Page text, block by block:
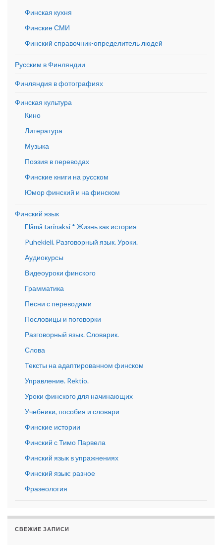
Финская кухня
Финские СМИ
Финский справочник-определитель людей
Русским в Финляндии
Финляндия в фотографиях
Финская культура
Кино
Литература
Музыка
Поэзия в переводах
Финские книги на русском
Юмор финский и на финском
Финский язык
Elämä tarinaksi * Жизнь как история
Puhekieli. Разговорный язык. Уроки.
Аудиокурсы
Видеоуроки финского
Грамматика
Песни с переводами
Пословицы и поговорки
Разговорный язык. Словарик.
Слова
Тексты на адаптированном финском
Управление. Rektio.
Уроки финского для начинающих
Учебники, пособия и словари
Финские истории
Финский с Тимо Парвела
Финский язык в упражнениях
Финский язык: разное
Фразеология
СВЕЖИЕ ЗАПИСИ